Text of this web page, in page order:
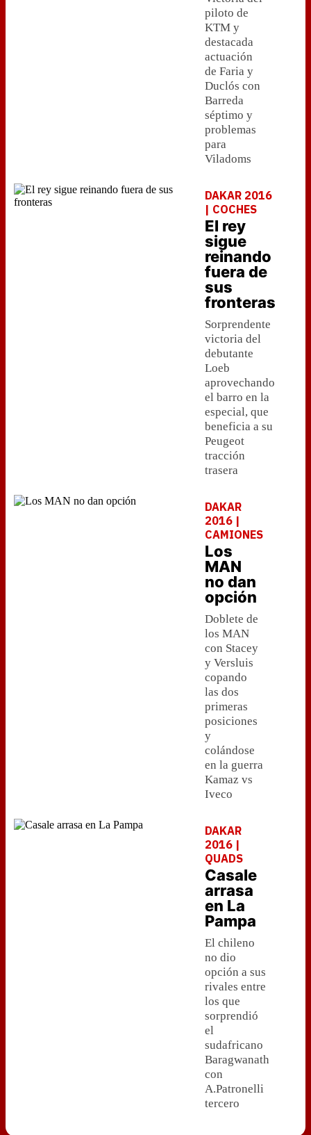
piloto de
KTM y
destacada
actuación
de Faria y
Duclós con
Barreda
séptimo y
problemas
para
Viladoms
DAKAR 2016
| COCHES
El rey
sigue
reinando
fuera de
sus
fronteras
Sorprendente
victoria del
debutante
Loeb
aprovechando
el barro en la
especial, que
beneficia a su
Peugeot
tracción
trasera
DAKAR
2016 |
CAMIONES
Los
MAN
no dan
opción
Doblete de
los MAN
con Stacey
y Versluis
copando
las dos
primeras
posiciones
y
colándose
en la guerra
Kamaz vs
Iveco
DAKAR
2016 |
QUADS
Casale
arrasa
en La
Pampa
El chileno
no dio
opción a sus
rivales entre
los que
sorprendió
el
sudafricano
Baragwanath
con
A.Patronelli
tercero